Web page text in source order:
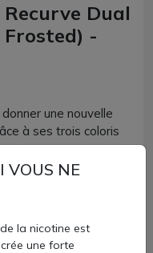
Dual
Frosted) -
une nouvelle
à ses trois coloris
réglable, mais se
la saveur.
VOUS NE
la nicotine est
une forte